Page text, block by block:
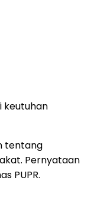
keutuhan
tentang
Pernyataan
PUPR.